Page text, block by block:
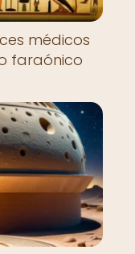
médicos
faraónico